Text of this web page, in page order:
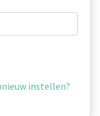
instellen?